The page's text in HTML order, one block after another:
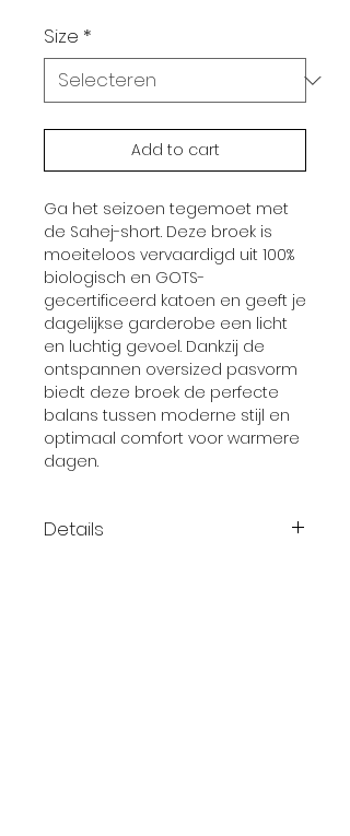
Size *
Add to cart
Ga het seizoen tegemoet met
de Sahej-short. Deze broek is
moeiteloos vervaardigd uit 100%
biologisch en GOTS-
gecertificeerd katoen en geeft je
dagelijkse garderobe een licht
en luchtig gevoel. Dankzij de
ontspannen oversized pasvorm
biedt deze broek de perfecte
balans tussen moderne stijl en
optimaal comfort voor warmere
dagen.
Details